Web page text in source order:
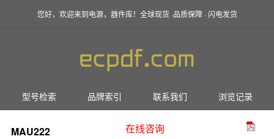
您好，欢迎来到电源，器件库！全球现货 ·品质保障 · 闪电发货
型号检索 品牌索引 联系我们 浏览记录
MAU222 在线咨询